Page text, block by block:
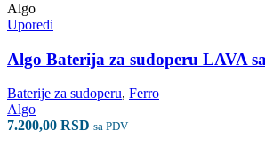
Algo
Uporedi
Algo Baterija za sudoperu LAVA
Baterije za sudoperu, Ferro
Algo
7.200,00 RSD sa PDV